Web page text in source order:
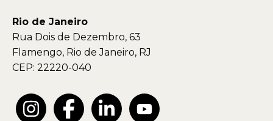
Rio de Janeiro
Rua Dois de Dezembro, 63
Flamengo, Rio de Janeiro, RJ
CEP: 22220-040